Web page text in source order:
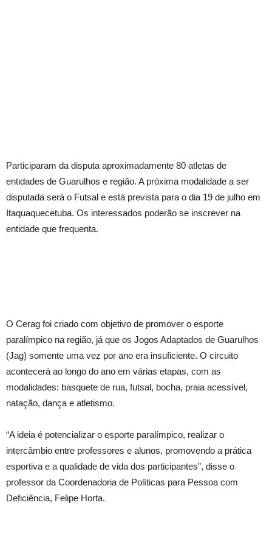
Participaram da disputa aproximadamente 80 atletas de
entidades de Guarulhos e região. A próxima modalidade a ser
disputada será o Futsal e está prevista para o dia 19 de julho em
Itaquaquecetuba. Os interessados poderão se inscrever na
entidade que frequenta.
O Cerag foi criado com objetivo de promover o esporte
paralímpico na região, já que os Jogos Adaptados de Guarulhos
(Jag) somente uma vez por ano era insuficiente. O circuito
acontecerá ao longo do ano em várias etapas, com as
modalidades: basquete de rua, futsal, bocha, praia acessível,
natação, dança e atletismo.
“A ideia é potencializar o esporte paralímpico, realizar o
intercâmbio entre professores e alunos, promovendo a prática
esportiva e a qualidade de vida dos participantes”, disse o
professor da Coordenadoria de Políticas para Pessoa com
Deficiência, Felipe Horta.